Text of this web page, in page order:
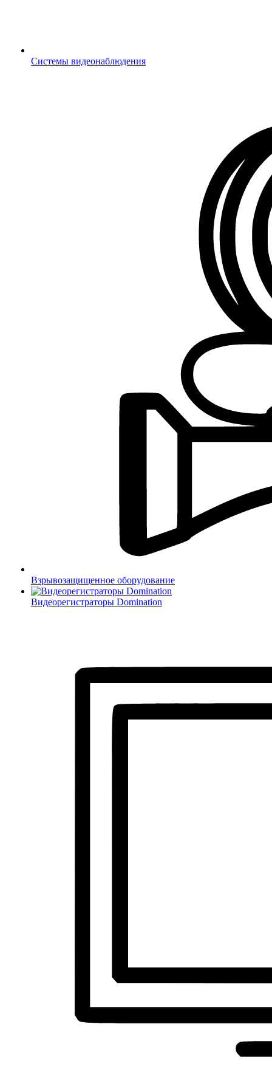
Системы видеонаблюдения
Взрывозащищенное оборудование
Видеорегистраторы Domination